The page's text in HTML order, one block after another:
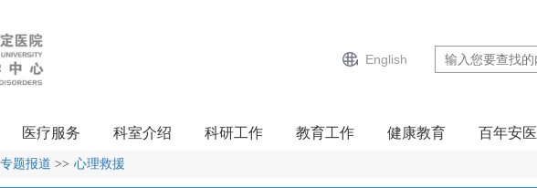
English
医疗服务 科室介绍 科研工作 教育工作 健康教育 百年安医
专题报道 >> 心理救援